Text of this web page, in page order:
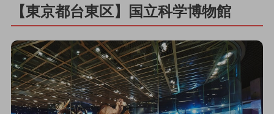
【東京都台東区】国立科学博物館